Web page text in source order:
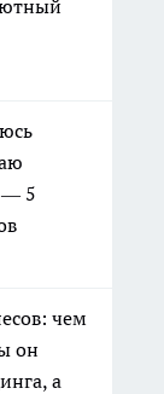
— 5
чем
он
а